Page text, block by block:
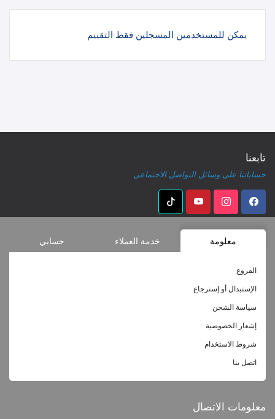
يمكن للمستخدمين المسجلين فقط التقييم
تابعنا
حساباتنا على وسائل التواصل الاجتماعي
معلومة خدمة العملاء حسابي
معلومات الاتصال
الفروع
الإستبدال أو إسترجاع
سياسة الشحن
إشعار الخصوصية
شروط الاستخدام
اتصل بنا